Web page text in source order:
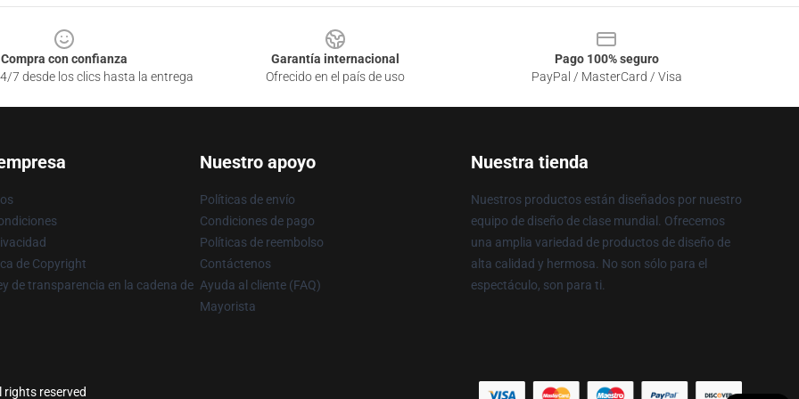
Compra con confianza
7 desde los clics hasta la entrega
Garantía internacional
Ofrecido en el país de uso
Pago 100% seguro
PayPal / MasterCard / Visa
de Copyright
de transparencia en la cadena de
Nuestro apoyo
Políticas de envío
Condiciones de pago
Políticas de reembolso
Contáctenos
Ayuda al cliente (FAQ)
Mayorista
Nuestra tienda
Nuestros productos están diseñados por nuestro
equipo de diseño de clase mundial. Ofrecemos
una amplia variedad de productos de diseño de
alta calidad y hermosa. No son sólo para el
espectáculo, son para ti.
rights reserved